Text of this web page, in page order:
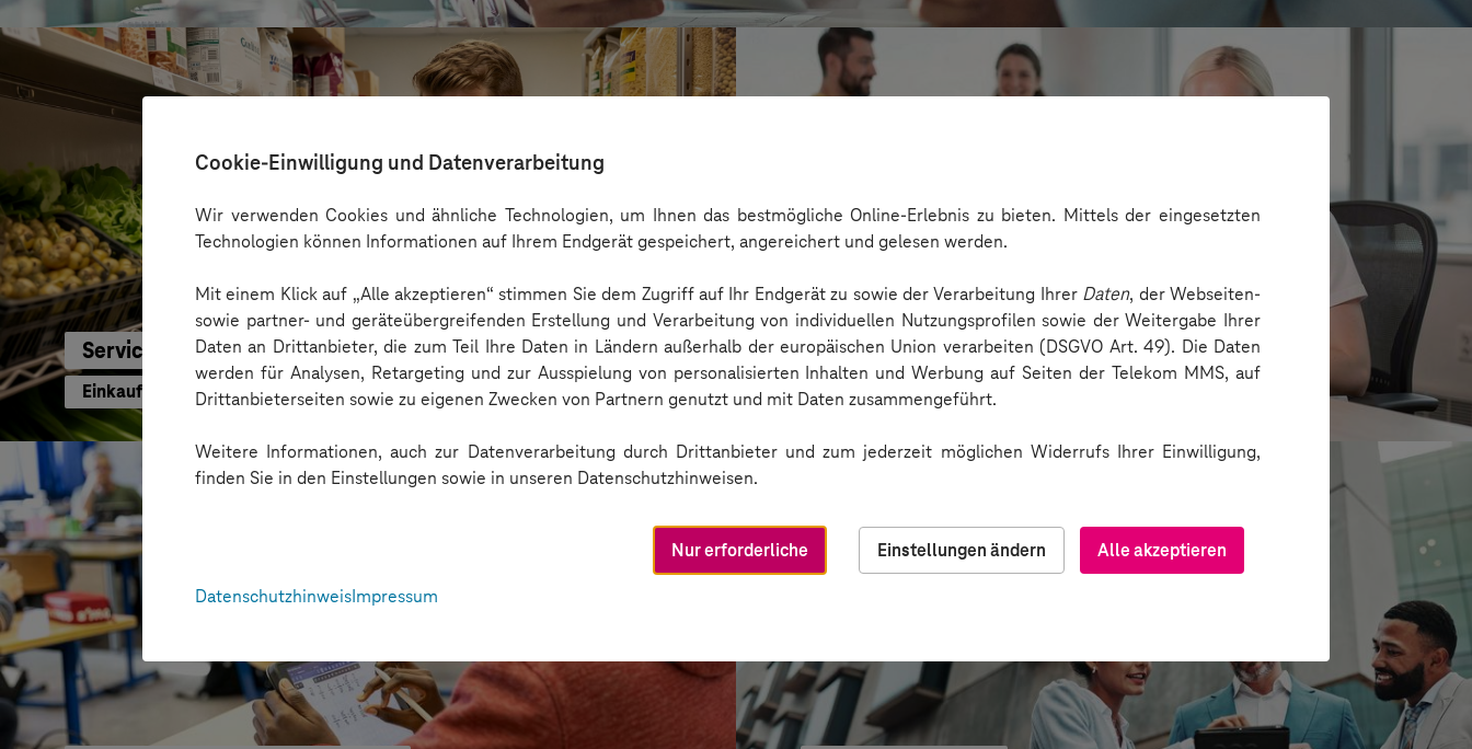
Cookie-Einwilligung und Datenverarbeitung
Wir verwenden Cookies und ähnliche Technologien, um Ihnen das bestmögliche Online-Erlebnis zu bieten. Mittels der eingesetzten
Technologien können Informationen auf Ihrem Endgerät gespeichert, angereichert und gelesen werden.
Mit einem Klick auf „Alle akzeptieren“ stimmen Sie dem Zugriff auf Ihr Endgerät zu sowie der Verarbeitung Ihrer Daten, der Webseiten-
sowie partner- und geräteübergreifenden Erstellung und Verarbeitung von individuellen Nutzungsprofilen sowie der Weitergabe Ihrer
Daten an Drittanbieter, die zum Teil Ihre Daten in Ländern außerhalb der europäischen Union verarbeiten (DSGVO Art. 49). Die Daten
werden für Analysen, Retargeting und zur Ausspielung von personalisierten Inhalten und Werbung auf Seiten der Telekom MMS, auf
Drittanbieterseiten sowie zu eigenen Zwecken von Partnern genutzt und mit Daten zusammengeführt.
Weitere Informationen, auch zur Datenverarbeitung durch Drittanbieter und zum jederzeit möglichen Widerrufs Ihrer Einwilligung,
finden Sie in den Einstellungen sowie in unseren Datenschutzhinweisen.
Alle akzeptieren
Nur erforderliche
Einstellungen ändern
DatenschutzhinweisImpressum
Service-Bund
Einkaufen mit KI neu gedacht
Kreis Bergstraße
KI für moderne Verwaltung